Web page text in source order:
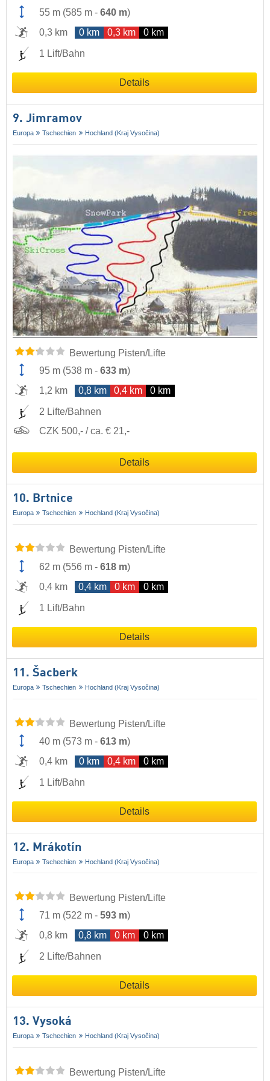
55 m (585 m - 640 m)
0,3 km
0 km 0,3 km 0 km
1 Lift/Bahn
Details
9. Jimramov
Europa Tschechien Hochland (Kraj Vysočina)
Bewertung Pisten/Lifte
95 m (538 m - 633 m)
1,2 km
0,8 km 0,4 km 0 km
2 Lifte/Bahnen
CZK 500,- / ca. € 21,-
Details
10. Brtnice
Europa Tschechien Hochland (Kraj Vysočina)
Bewertung Pisten/Lifte
62 m (556 m - 618 m)
0,4 km
0,4 km 0 km 0 km
1 Lift/Bahn
Details
11. Šacberk
Europa Tschechien Hochland (Kraj Vysočina)
Bewertung Pisten/Lifte
40 m (573 m - 613 m)
0,4 km
0 km 0,4 km 0 km
1 Lift/Bahn
Details
12. Mrákotín
Europa Tschechien Hochland (Kraj Vysočina)
Bewertung Pisten/Lifte
71 m (522 m - 593 m)
0,8 km
0,8 km 0 km 0 km
2 Lifte/Bahnen
Details
13. Vysoká
Europa Tschechien Hochland (Kraj Vysočina)
Bewertung Pisten/Lifte